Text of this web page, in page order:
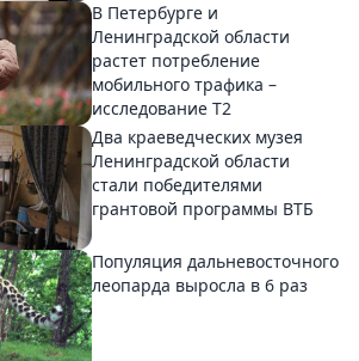
В Петербурге и
Ленинградской области
растет потребление
мобильного трафика –
исследование T2
Два краеведческих музея
Ленинградской области
стали победителями
грантовой программы ВТБ
Популяция дальневосточного
леопарда выросла в 6 раз